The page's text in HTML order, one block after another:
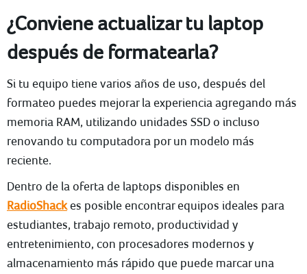
¿Conviene actualizar tu laptop
después de formatearla?
Si tu equipo tiene varios años de uso, después del
formateo puedes mejorar la experiencia agregando más
memoria RAM, utilizando unidades SSD o incluso
renovando tu computadora por un modelo más
reciente.
Dentro de la oferta de laptops disponibles en
RadioShackes posible encontrar equipos ideales para
estudiantes, trabajo remoto, productividad y
entretenimiento, con procesadores modernos y
almacenamiento más rápido que puede marcar una